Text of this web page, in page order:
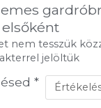
nem tesszük
jelöltük
*